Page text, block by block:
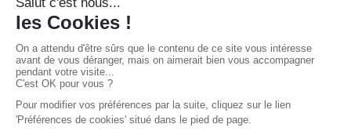
Besoin d'aide ?
Conditions générales
Gestion des cookies